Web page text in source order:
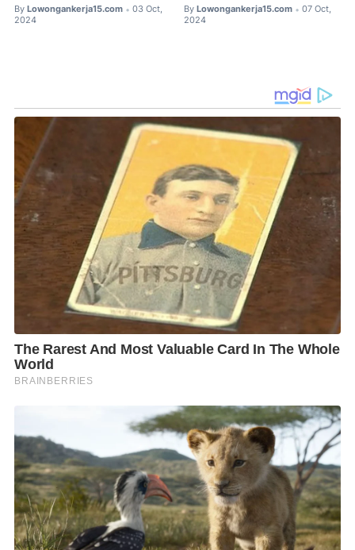
By Lowongankerja15.com • 03 Oct,
2024
By Lowongankerja15.com • 07 Oct,
2024